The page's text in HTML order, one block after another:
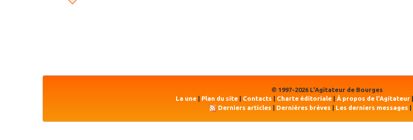
© 1997-2026 L'Agitateur de Bourges
La une
Plan du site Contacts Charte éditoriale À propos de l'Agitateur
Derniers articles | Dernières brèves | Les derniers messages |